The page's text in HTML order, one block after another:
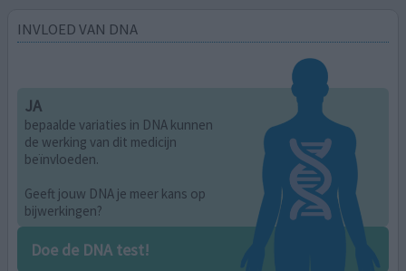
INVLOED VAN DNA
JA
bepaalde variaties in DNA kunnen
de werking van dit medicijn
beïnvloeden.
Geeft jouw DNA je meer kans op
bijwerkingen?
Doe de DNA test!